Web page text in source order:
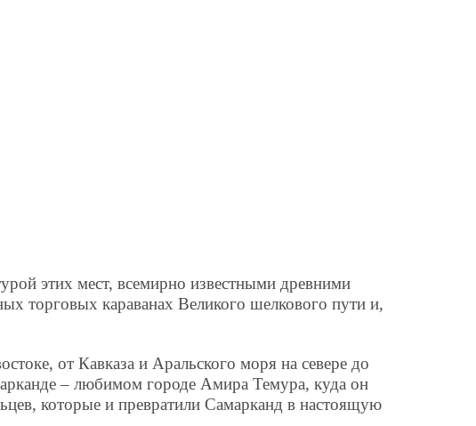
этих мест, всемирно известными древними
торговых караванах Великого шелкового пути и,
от Кавказа и Аральского моря на севере до
– любимом городе Амира Темура, куда он
которые и превратили Самарканд в настоящую